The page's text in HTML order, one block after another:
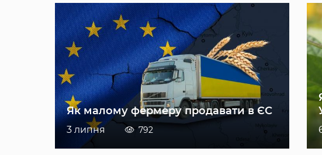
Як малому фермеру продавати в ЄС
3 липня 792